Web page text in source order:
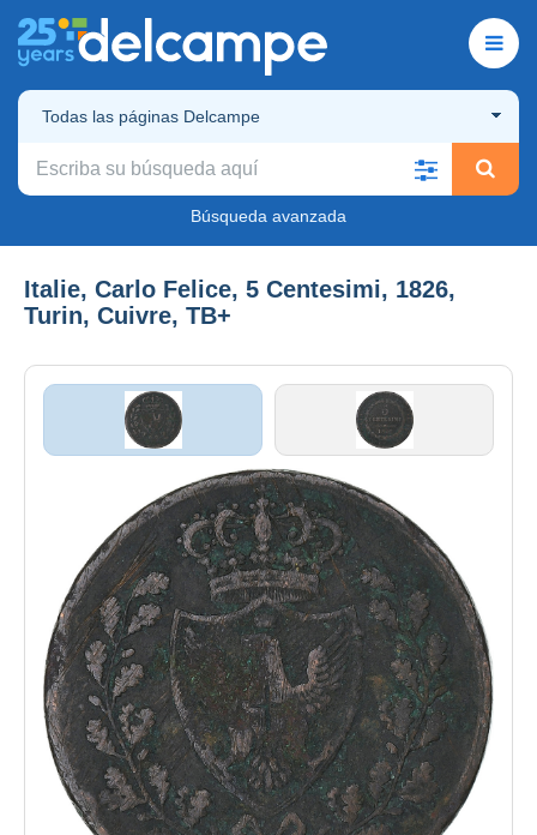
Todas las páginas Delcampe
Búsqueda avanzada
Italie, Carlo Felice, 5 Centesimi, 1826,
Turin, Cuivre, TB+